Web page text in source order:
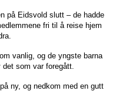
på Eidsvold slutt – de hadde
fri til å reise hjem
vanlig, og de yngste barna
som var foregått.
ny, og nedkom med en gutt